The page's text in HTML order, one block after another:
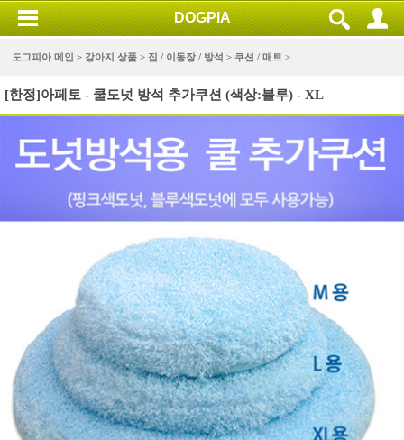
DOGPIA
도그피아 메인 > 강아지 상품 > 집 / 이동장 / 방석 > 쿠션 / 매트 >
[한정]아페토 - 쿨도넛 방석 추가쿠션 (색상:블루) - XL